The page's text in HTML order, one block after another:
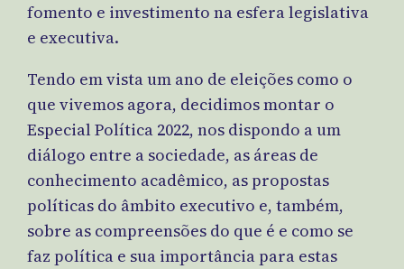
fomento e investimento na esfera legislativa
e executiva.
Tendo em vista um ano de eleições como o
que vivemos agora, decidimos montar o
Especial Política 2022, nos dispondo a um
diálogo entre a sociedade, as áreas de
conhecimento acadêmico, as propostas
políticas do âmbito executivo e, também,
sobre as compreensões do que é e como se
faz política e sua importância para estas